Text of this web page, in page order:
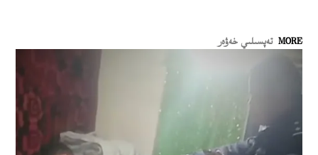
MORE تەپسىلىي خەۋەر